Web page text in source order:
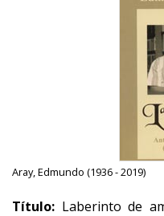
Aray, Edmundo (1936 - 2019)
Título: Laberinto de